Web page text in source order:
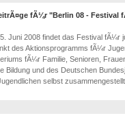
fÃ¼r "Berlin 08 - Festival
Juni 2008 findet das Festival fÃ¼r
des Aktionsprogramms fÃ¼r
fÃ¼r Familie, Senioren,
Bildung und des Deutschen
selbst